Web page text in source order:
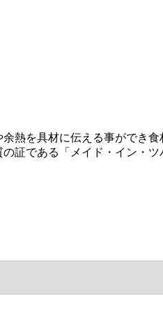
熱を具材に伝える事ができ
証である「メイド・イン・ツ